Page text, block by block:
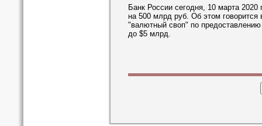
Банк России сегодня, 10 марта 2020
на 500 млрд руб. Об этом
"валютный своп" по
до $5 млрд.